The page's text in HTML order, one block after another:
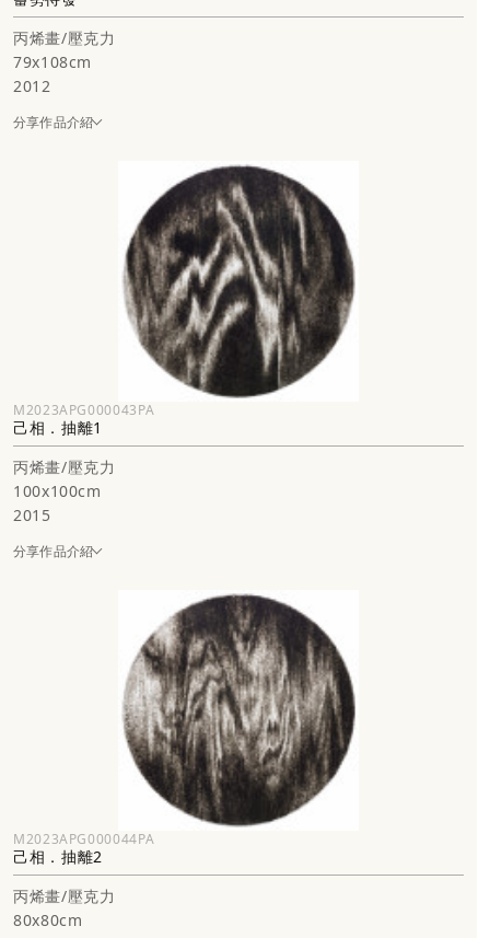
丙烯畫/壓克力
79x108cm
2012
分享作品介紹
M2023APG000043PA
己相．抽離1
丙烯畫/壓克力
100x100cm
2015
分享作品介紹
M2023APG000044PA
己相．抽離2
丙烯畫/壓克力
80x80cm